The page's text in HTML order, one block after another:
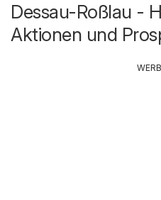
Dessau-Roßlau -
Aktionen und